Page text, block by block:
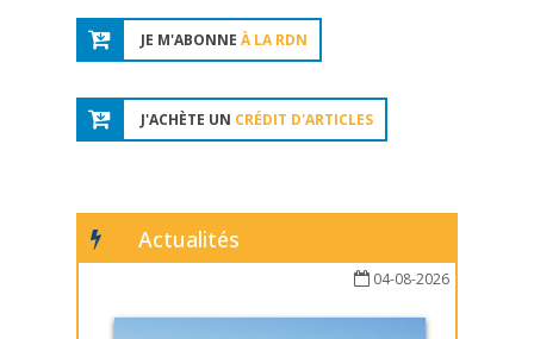
JE M'ABONNE À LA RDN
J'ACHÈTE UN CRÉDIT D'ARTICLES
Actualités
04-08-2026